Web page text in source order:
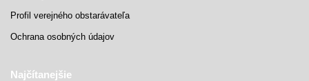
Profil verejného obstarávateľa
Ochrana osobných údajov
Najčítanejšie